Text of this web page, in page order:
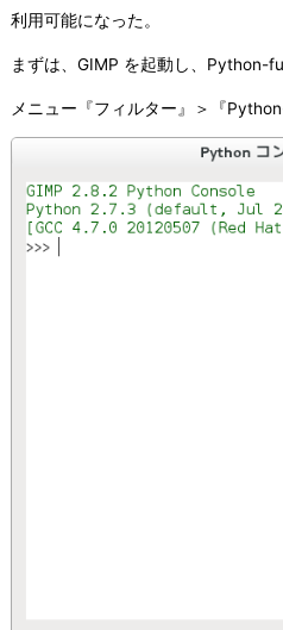
利用可能になった。
まずは、GIMP を起動し、Python-
メニュー『フィルター』＞『